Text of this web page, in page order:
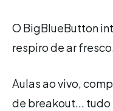
O BigBlueButton
respiro de ar
Aulas ao vivo,
de breakout...